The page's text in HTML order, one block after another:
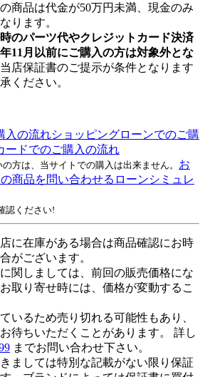
商品は代金が50万円未満、現金のみ
ります。
のパーツ代やクレジットカード決済
11月以前にご購入の方は対象外とな
店保証書のご提示が条件となります
ください。
入の流れショッピングローンでのご購
ードでのご購入の流れ
方は、当サイトでの購入は出来ません。 お
商品を問い合わせる ローンシミュレ
認ください!
に在庫がある場合は商品確認にお時
がございます。
関しましては、前回の販売価格にな
取り寄せ時には、価格が変動するこ
いるため売り切れる可能性もあり、
待ちいただくことがあります。 詳し
までお問い合わせ下さい。
ましては特別な記載がない限り保証